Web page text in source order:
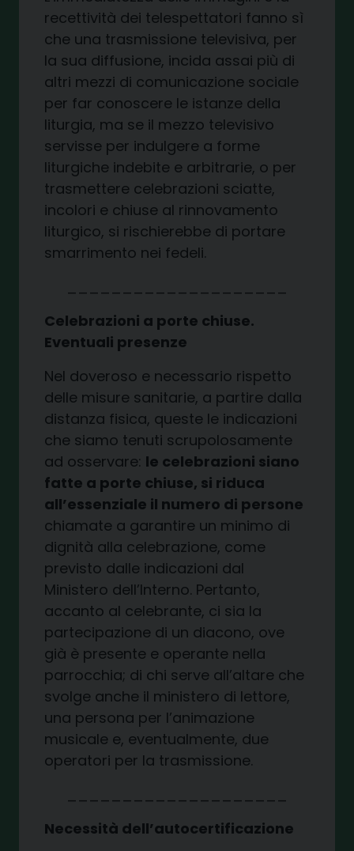
recettività dei telespettatori fanno sì
che una trasmissione televisiva, per
la sua diffusione, incida assai più di
altri mezzi di comunicazione sociale
per far conoscere le istanze della
liturgia, ma se il mezzo televisivo
servisse per indulgere a forme
liturgiche indebite e arbitrarie, o per
trasmettere celebrazioni sciatte,
incolori e chiuse al rinnovamento
liturgico, si rischierebbe di portare
smarrimento nei fedeli.
Celebrazioni a porte chiuse.
Eventuali presenze
Nel doveroso e necessario rispetto
delle misure sanitarie, a partire dalla
distanza fisica, queste le indicazioni
che siamo tenuti scrupolosamente
ad osservare: le celebrazioni siano
fatte a porte chiuse, si riduca
all’essenziale il numero di persone
chiamate a garantire un minimo di
dignità alla celebrazione, come
previsto dalle indicazioni dal
Ministero dell’Interno. Pertanto,
accanto al celebrante, ci sia la
partecipazione di un diacono, ove
già è presente e operante nella
parrocchia; di chi serve all’altare che
svolge anche il ministero di lettore,
una persona per l’animazione
musicale e, eventualmente, due
operatori per la trasmissione.
Necessità dell’autocertificazione